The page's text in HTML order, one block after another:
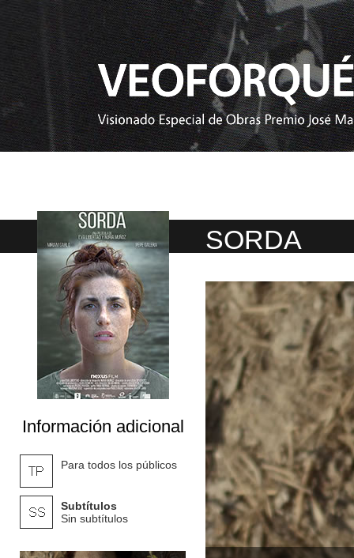
Información adicional
Para todos los públicos
Subtítulos
Sin subtítulos
SORDA